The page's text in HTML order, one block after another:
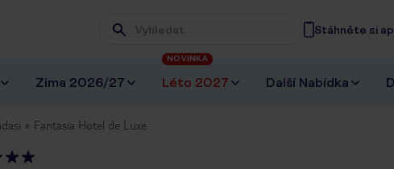
Wpisz frazę, której szukasz
Stáhněte si
Zima 2026/27 Léto 2027
NOVINKA
Další Nabídka
Fantasia Hotel de Luxe